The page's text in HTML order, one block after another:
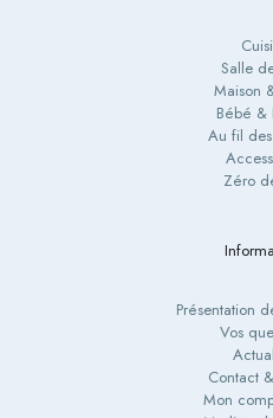
Salle
Maison
Bébé &
Au fil des
Zéro
Présentation
Vos
Contact
Mon